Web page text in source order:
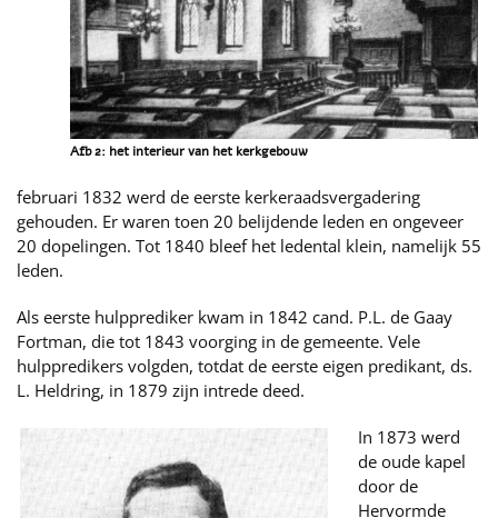
Afb 2: het interieur van het kerkgebouw
februari 1832 werd de eerste kerkeraadsvergadering
gehouden. Er waren toen 20 belijdende leden en ongeveer
20 dopelingen. Tot 1840 bleef het ledental klein, namelijk 55
leden.
Als eerste hulpprediker kwam in 1842 cand. P.L. de Gaay
Fortman, die tot 1843 voorging in de gemeente. Vele
hulppredikers volgden, totdat de eerste eigen predikant, ds.
L. Heldring, in 1879 zijn intrede deed.
In 1873 werd
de oude kapel
door de
Hervormde